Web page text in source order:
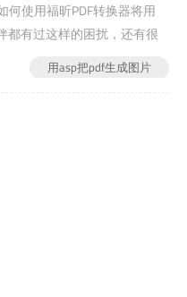
何使用福昕PDF转换器将用
都有过这样的困扰，还有很
片的问题，没有关系，今天
用asp把pdf生成图片